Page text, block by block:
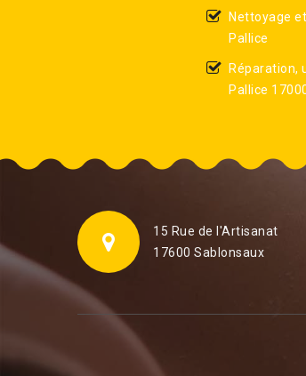
Nettoyage
Pallice
Réparation,
Pallice
15 Rue de l'Artisanat
17600 Sablonsaux